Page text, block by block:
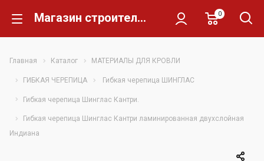
Магазин строительных материалов Склад Кирпича 0
Главная Каталог МАТЕРИАЛЫ ДЛЯ КРОВЛИ
ГИБКАЯ ЧЕРЕПИЦА Гибкая черепица ШИНГЛАС
Гибкая черепица Шинглас Кантри.
Гибкая черепица Шинглас Кантри ламинированная двухслойная
Индиана